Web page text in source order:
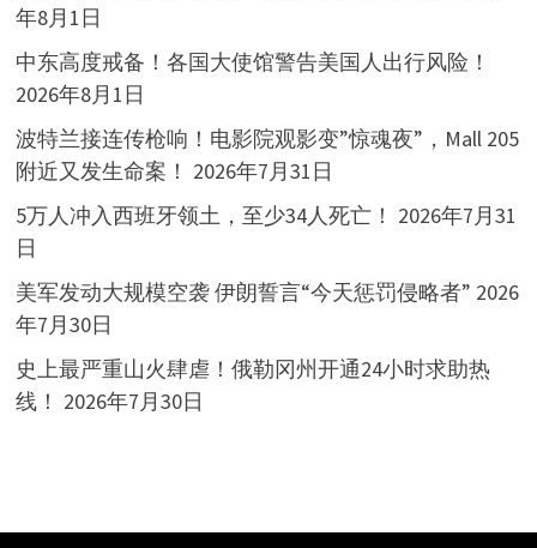
年8月1日
中东高度戒备！各国大使馆警告美国人出行风险！
2026年8月1日
波特兰接连传枪响！电影院观影变”惊魂夜”，Mall 205
附近又发生命案！ 2026年7月31日
5万人冲入西班牙领土，至少34人死亡！ 2026年7月31
日
美军发动大规模空袭 伊朗誓言“今天惩罚侵略者” 2026
年7月30日
史上最严重山火肆虐！俄勒冈州开通24小时求助热
线！ 2026年7月30日